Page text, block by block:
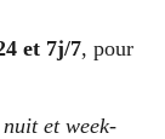
et 7j/7, pour
et week-